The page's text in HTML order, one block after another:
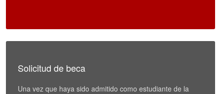
Solicitud de beca
Una vez que haya sido admitido como estudiante de la